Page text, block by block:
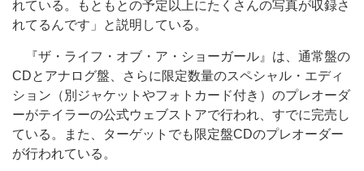
れている。もともとの予定以上にたくさんの写真が収録さ
れてるんです」と説明している。
『ザ・ライフ・オブ・ア・ショーガール』は、通常盤の
CDとアナログ盤、さらに限定数量のスペシャル・エディ
ション（別ジャケットやフォトカード付き）のプレオーダ
ーがテイラーの公式ウェブストアで行われ、すでに完売し
ている。また、ターゲットでも限定盤CDのプレオーダー
が行われている。